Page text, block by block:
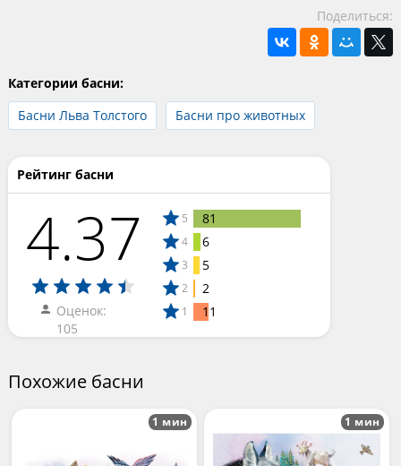
Поделиться:
Категории басни:
Басни Льва Толстого
Басни про животных
Рейтинг басни
4.37
Оценок:
105
5 81
4 6
3 5
2 2
1 11
Похожие басни
1 мин 1 мин